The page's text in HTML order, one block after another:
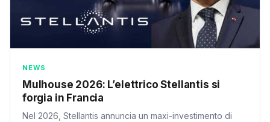
NEWS
Mulhouse 2026: L’elettrico Stellantis si
forgia in Francia
Nel 2026, Stellantis annuncia un maxi-investimento di